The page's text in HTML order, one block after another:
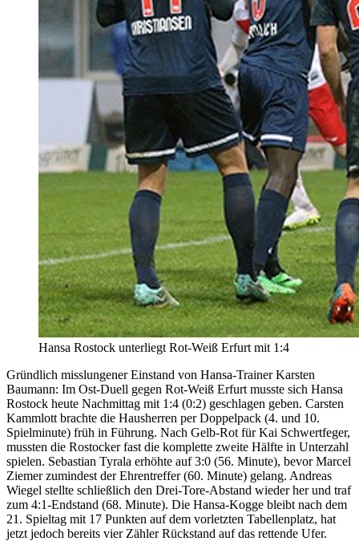
Hansa Rostock unterliegt Rot-Weiß Erfurt mit 1:4
Gründlich misslungener Einstand von Hansa-Trainer Karsten
Baumann: Im Ost-Duell gegen Rot-Weiß Erfurt musste sich Hansa
Rostock heute Nachmittag mit 1:4 (0:2) geschlagen geben. Carsten
Kammlott brachte die Hausherren per Doppelpack (4. und 10.
Spielminute) früh in Führung. Nach Gelb-Rot für Kai Schwertfeger,
mussten die Rostocker fast die komplette zweite Hälfte in Unterzahl
spielen. Sebastian Tyrala erhöhte auf 3:0 (56. Minute), bevor Marcel
Ziemer zumindest der Ehrentreffer (60. Minute) gelang. Andreas
Wiegel stellte schließlich den Drei-Tore-Abstand wieder her und traf
zum 4:1-Endstand (68. Minute). Die Hansa-Kogge bleibt nach dem
21. Spieltag mit 17 Punkten auf dem vorletzten Tabellenplatz, hat
jetzt jedoch bereits vier Zähler Rückstand auf das rettende Ufer.